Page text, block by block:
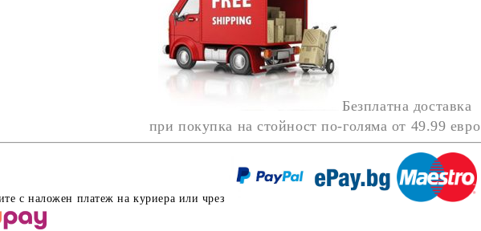
Безплатна доставка
при покупка на стойност по-голяма от 49.99 евро
с наложен платеж на куриера или чрез